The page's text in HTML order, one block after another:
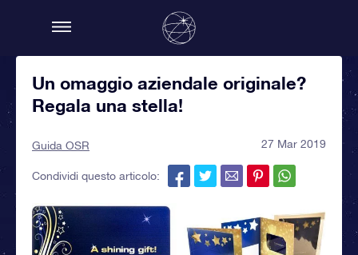
Un omaggio aziendale originale?
Regala una stella!
Guida OSR 27 Mar 2019
Condividi questo articolo: